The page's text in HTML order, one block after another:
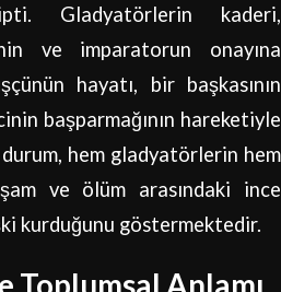
Gladyatörlerin kaderi,
ve imparatorun onayına
hayatı, bir başkasının
başparmağının hareketiyle
hem gladyatörlerin hem
ve ölüm arasındaki ince
kurduğunu göstermektedir.